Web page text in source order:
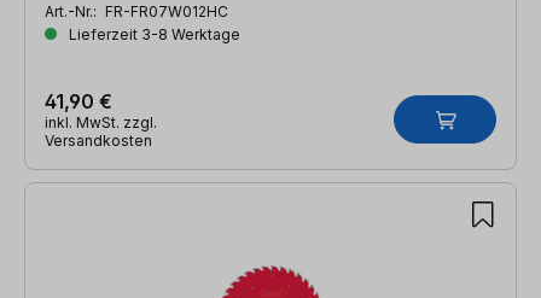
Art.-Nr.: FR-FR07W012HC
Lieferzeit 3-8 Werktage
41,90 €
inkl. MwSt. zzgl.
Versandkosten